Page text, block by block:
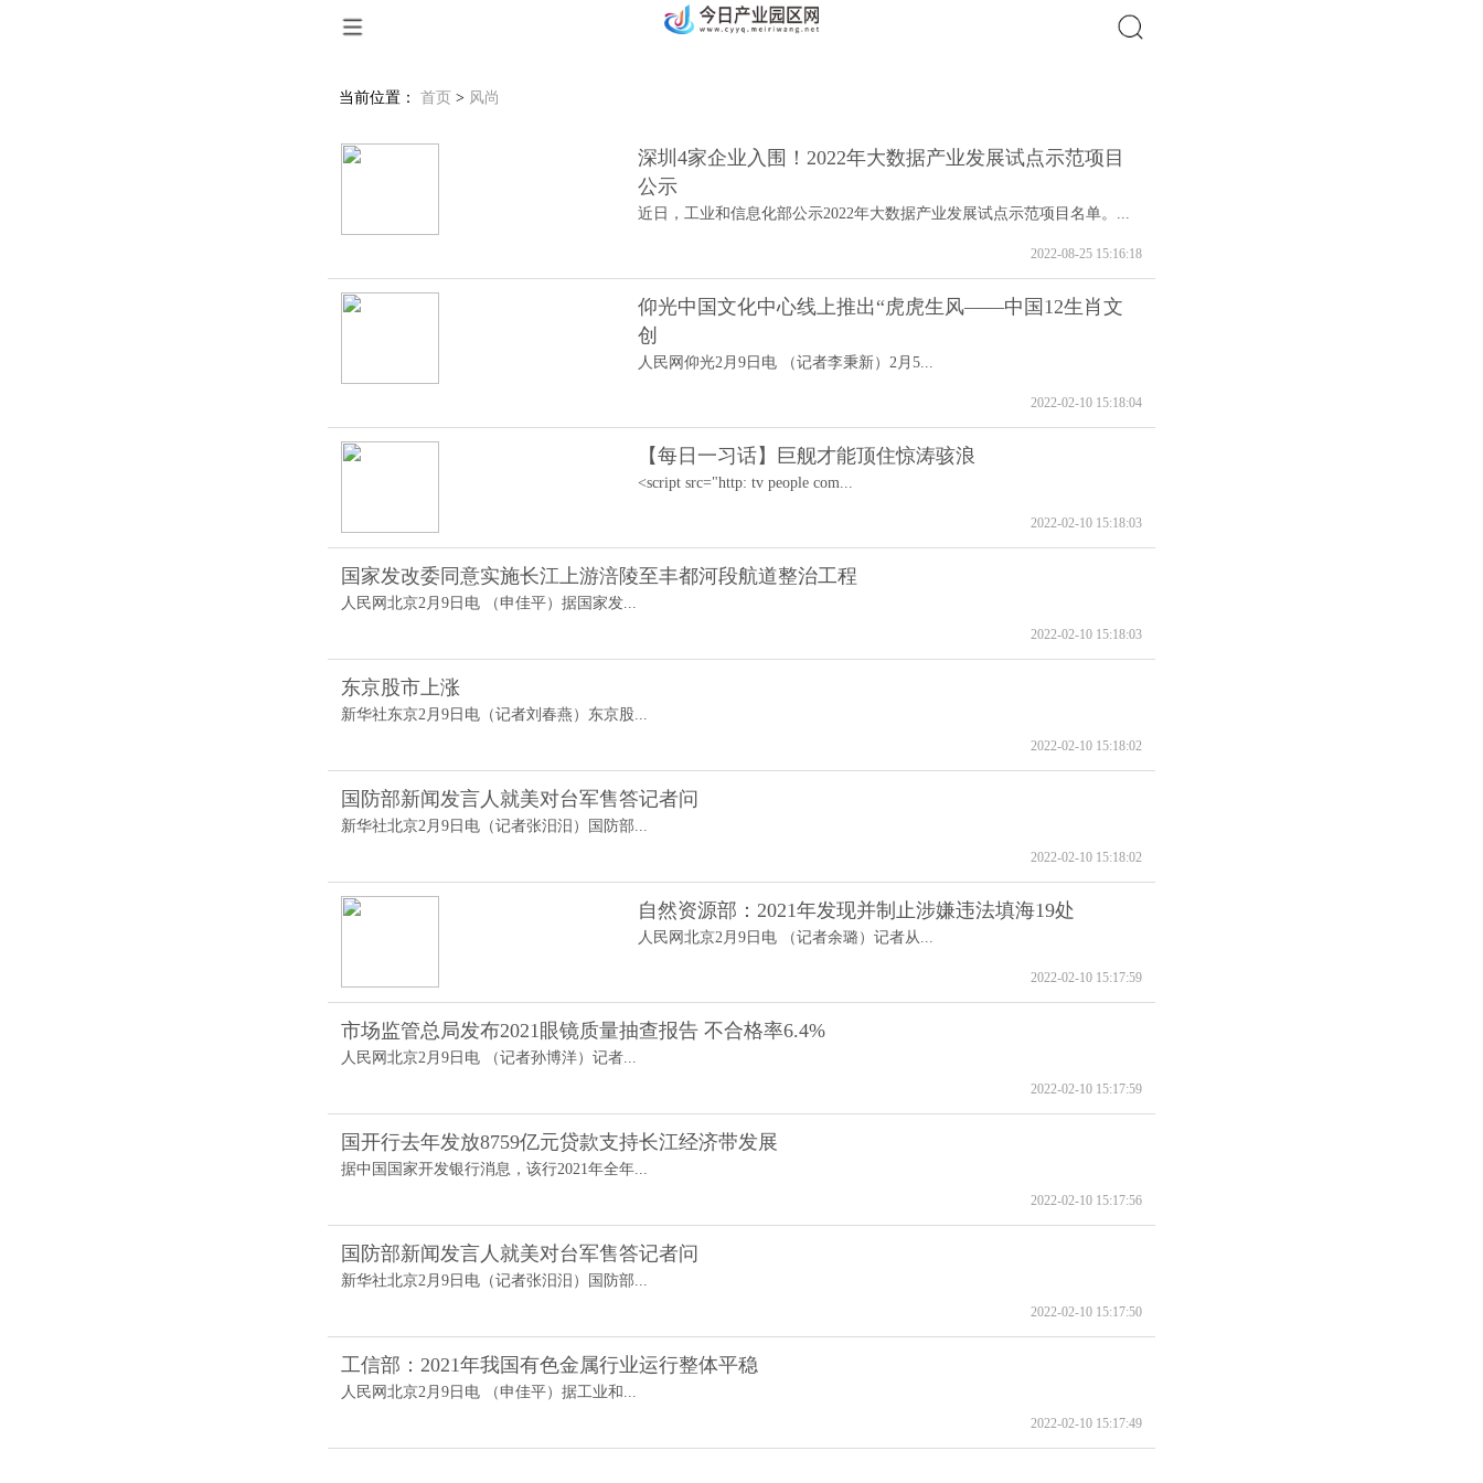
当前位置： 首页 > 风尚
深圳4家企业入围！2022年大数据产业发展试点示范项目
公示
近日，工业和信息化部公示2022年大数据产业发展试点示范项目名单。...
2022-08-25 15:16:18
仰光中国文化中心线上推出“虎虎生风——中国12生肖文
创
人民网仰光2月9日电 （记者李秉新）2月5...
2022-02-10 15:18:04
【每日一习话】巨舰才能顶住惊涛骇浪
<script src="http: tv people com...
2022-02-10 15:18:03
国家发改委同意实施长江上游涪陵至丰都河段航道整治工程
人民网北京2月9日电 （申佳平）据国家发...
2022-02-10 15:18:03
东京股市上涨
新华社东京2月9日电（记者刘春燕）东京股...
2022-02-10 15:18:02
国防部新闻发言人就美对台军售答记者问
新华社北京2月9日电（记者张汨汨）国防部...
2022-02-10 15:18:02
自然资源部：2021年发现并制止涉嫌违法填海19处
人民网北京2月9日电 （记者余璐）记者从...
2022-02-10 15:17:59
市场监管总局发布2021眼镜质量抽查报告 不合格率6.4%
人民网北京2月9日电 （记者孙博洋）记者...
2022-02-10 15:17:59
国开行去年发放8759亿元贷款支持长江经济带发展
据中国国家开发银行消息，该行2021年全年...
2022-02-10 15:17:56
国防部新闻发言人就美对台军售答记者问
新华社北京2月9日电（记者张汨汨）国防部...
2022-02-10 15:17:50
工信部：2021年我国有色金属行业运行整体平稳
人民网北京2月9日电 （申佳平）据工业和...
2022-02-10 15:17:49